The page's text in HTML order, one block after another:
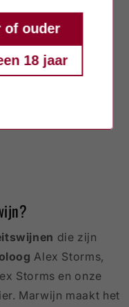
lichte
is een goed
die zijn
Alex Storms,
Storms en onze
Marwijn maakt het
of ouder
18 jaar